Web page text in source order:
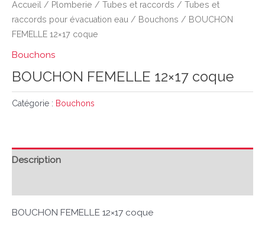
Accueil / Plomberie / Tubes et raccords / Tubes et
raccords pour évacuation eau / Bouchons / BOUCHON
FEMELLE 12×17 coque
Bouchons
BOUCHON FEMELLE 12×17 coque
Catégorie : Bouchons
Description
BOUCHON FEMELLE 12×17 coque